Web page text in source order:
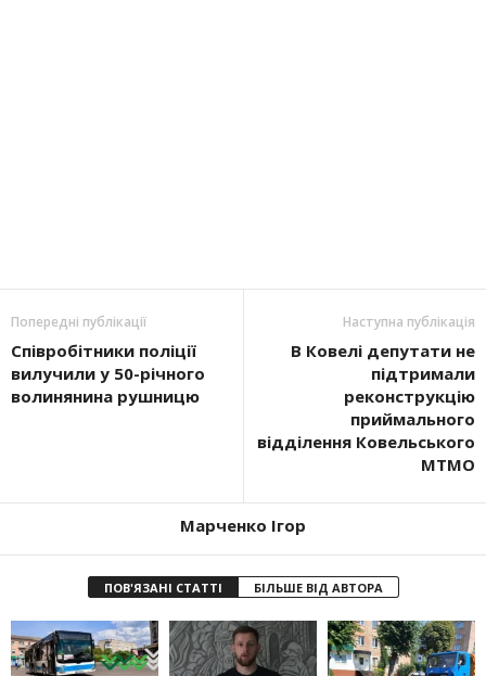
Попередні публікації
Співробітники поліції
вилучили у 50-річного
волинянина рушницю
Наступна публікація
В Ковелі депутати не
підтримали
реконструкцію
приймального
відділення Ковельського
МТМО
Марченко Ігор
ПОВ'ЯЗАНІ СТАТТІ БІЛЬШЕ ВІД АВТОРА